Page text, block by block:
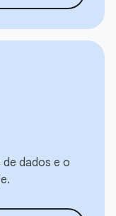
de dados e o